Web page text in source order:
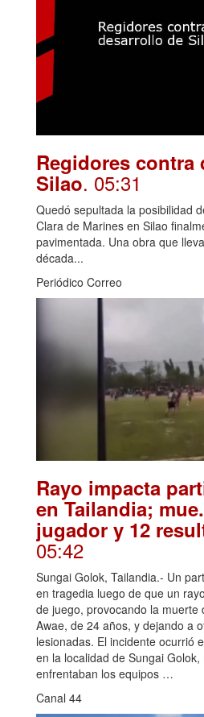
Regidores contra
Silao. 05:31
Quedó sepultada la posibilidad
Clara de Marines en Silao
pavimentada. Una obra que
década...
Periódico Correo
Rayo impacta
en Tailandia;
jugador y 12
05:42
Sungai Golok, Tailandia.- Un
en tragedia luego de que un
de juego, provocando la muerte
Awae, de 24 años, y dejando a
lesionadas. El incidente ocurrió
en la localidad de Sungai
enfrentaban los equipos …
Canal 44